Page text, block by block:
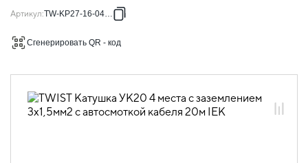
06.03.01.05 Удлинители на катушках
Артикул:TW-KP27-16-04-20
Сгенерировать QR - код